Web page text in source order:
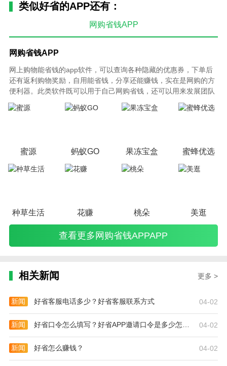
类似好省的APP还有：
网购省钱APP
网购省钱APP
网上购物能省钱的app软件，可以查询各种隐藏的优惠券，下单后
还有返利购物奖励，自用能省钱，分享还能赚钱，实在是网购的方
便利器。此类软件既可以用于自己网购省钱，还可以用来发展团队
创业赚钱。不同的APP有不同的分级制度，返利奖励也不同，以下
是绿色手机网根据平台发展程度、平台操作难易程度、返利程度来
蜜源 蚂蚁GO 果冻宝盒 蜜蜂优选
种草生活 花赚 桃朵 美逛
查看更多网购省钱APPAPP
相关新闻 更多 >
新闻 好省客服电话多少？好省客服联系方式 04-02
新闻 04-02
新闻 好省怎么赚钱？ 04-02